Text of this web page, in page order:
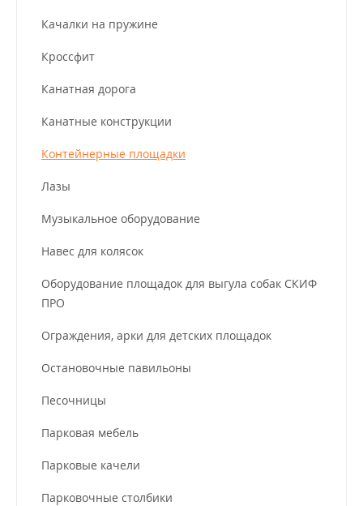
Качалки на пружине
Кроссфит
Канатная дорога
Канатные конструкции
Контейнерные площадки
Лазы
Музыкальное оборудование
Навес для колясок
Оборудование площадок для выгула собак СКИФ
ПРО
Ограждения, арки для детских площадок
Остановочные павильоны
Песочницы
Парковая мебель
Парковые качели
Парковочные столбики